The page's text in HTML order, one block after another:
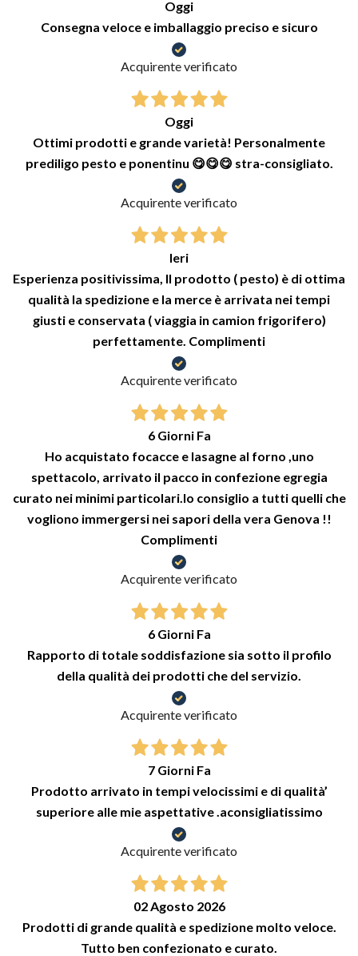
Oggi
Consegna veloce e imballaggio preciso e sicuro
Acquirente verificato
Oggi
Ottimi prodotti e grande varietà! Personalmente
prediligo pesto e ponentinu 😋😋😋 stra-consigliato.
Acquirente verificato
Ieri
Esperienza positivissima, Il prodotto ( pesto) è di ottima
qualità la spedizione e la merce è arrivata nei tempi
giusti e conservata ( viaggia in camion frigorifero)
perfettamente. Complimenti
Acquirente verificato
6 Giorni Fa
Ho acquistato focacce e lasagne al forno ,uno
spettacolo, arrivato il pacco in confezione egregia
curato nei minimi particolari.lo consiglio a tutti quelli che
vogliono immergersi nei sapori della vera Genova !!
Complimenti
Acquirente verificato
6 Giorni Fa
Rapporto di totale soddisfazione sia sotto il profilo
della qualità dei prodotti che del servizio.
Acquirente verificato
7 Giorni Fa
Prodotto arrivato in tempi velocissimi e di qualità’
superiore alle mie aspettative .aconsigliatissimo
Acquirente verificato
02 Agosto 2026
Prodotti di grande qualità e spedizione molto veloce.
Tutto ben confezionato e curato.